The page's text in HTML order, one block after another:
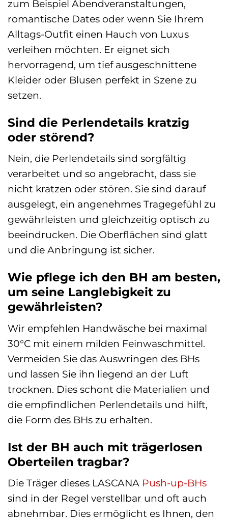
zum Beispiel Abendveranstaltungen,
romantische Dates oder wenn Sie Ihrem
Alltags-Outfit einen Hauch von Luxus
verleihen möchten. Er eignet sich
hervorragend, um tief ausgeschnittene
Kleider oder Blusen perfekt in Szene zu
setzen.
Sind die Perlendetails kratzig
oder störend?
Nein, die Perlendetails sind sorgfältig
verarbeitet und so angebracht, dass sie
nicht kratzen oder stören. Sie sind darauf
ausgelegt, ein angenehmes Tragegefühl zu
gewährleisten und gleichzeitig optisch zu
beeindrucken. Die Oberflächen sind glatt
und die Anbringung ist sicher.
Wie pflege ich den BH am besten,
um seine Langlebigkeit zu
gewährleisten?
Wir empfehlen Handwäsche bei maximal
30°C mit einem milden Feinwaschmittel.
Vermeiden Sie das Auswringen des BHs
und lassen Sie ihn liegend an der Luft
trocknen. Dies schont die Materialien und
die empfindlichen Perlendetails und hilft,
die Form des BHs zu erhalten.
Ist der BH auch mit trägerlosen
Oberteilen tragbar?
Die Träger dieses LASCANA Push-up-BHs
sind in der Regel verstellbar und oft auch
abnehmbar. Dies ermöglicht es Ihnen, den